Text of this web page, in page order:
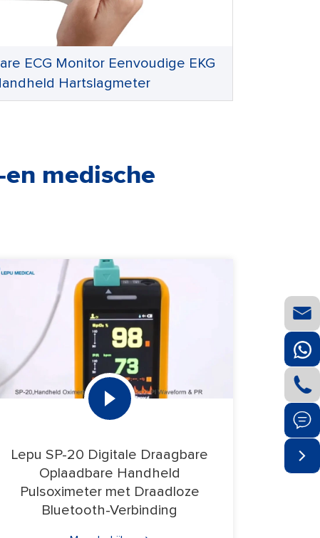
ECG Monitor Eenvoudige EKG
Hartslagmeter
medische
Lepu SP-20 Digitale Draagbare
Oplaadbare Handheld
Pulsoximeter met Draadloze
Bluetooth-Verbinding



